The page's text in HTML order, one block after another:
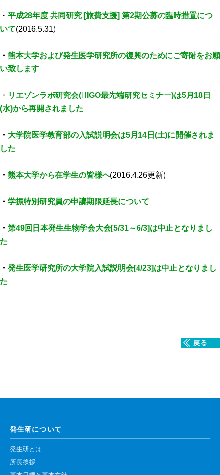
組織標本作製・HE染色
質量分析
顕微鏡・画像解析支援
バイオインフォマティクス
研究試料供給
予 約
大判プリンター予約
・ 平成28年度 共同研究 [旅費支援] 第2期公募の臨時措置につ
いて(2016.5.31)
・ 熊本大学および発生医学研究所の復興のためにご寄附をお願
い致します
・ リエゾンラボ研究会(HIGO最先端研究セミナー)は5月18日
(水)から再開されました
・ 大学院医学教育部の入試説明会は5月14日(土)に開催されま
した
・ 熊本大学から在学生の皆様へ(2016.4.26更新)
・ 学振特別研究員の申請期限延長について
・ 第49回日本発生生物学会大会[5/31～6/3]は中止となりまし
た
・ 発生医学研究所の大学院入試説明会[4/23]は中止となりまし
た
発生研について
発生研とは
所長挨拶